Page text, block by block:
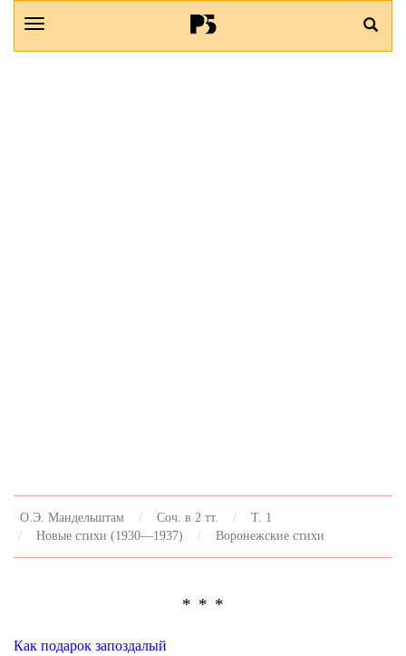
О.Э. Мандельштам Соч. в 2 тт.
Т. 1
Новые стихи (1930—1937)
Воронежские стихи
* * *
Как подарок запоздалый